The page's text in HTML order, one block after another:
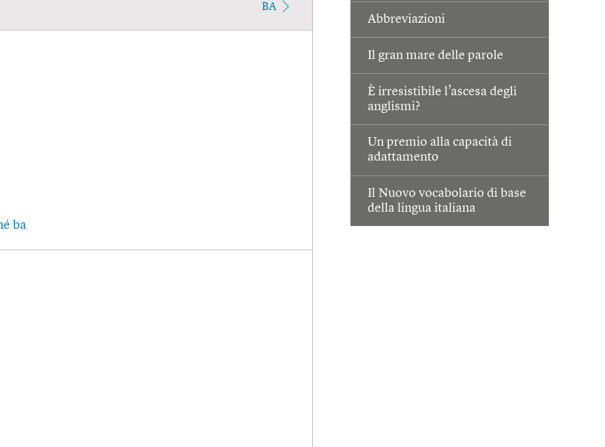
Abbreviazioni
Il gran mare delle parole
È irresistibile l’ascesa degli
anglismi?
Un premio alla capacità di
adattamento
Il Nuovo vocabolario di base
della lingua italiana
BA
ba